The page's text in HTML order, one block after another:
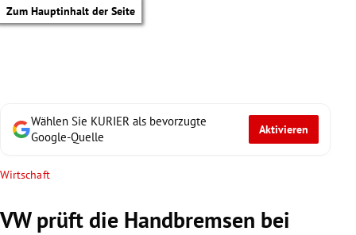
Zum Hauptinhalt der Seite
Wählen Sie KURIER als bevorzugte
Google-Quelle
Aktivieren
Wirtschaft
VW prüft die Handbremsen bei